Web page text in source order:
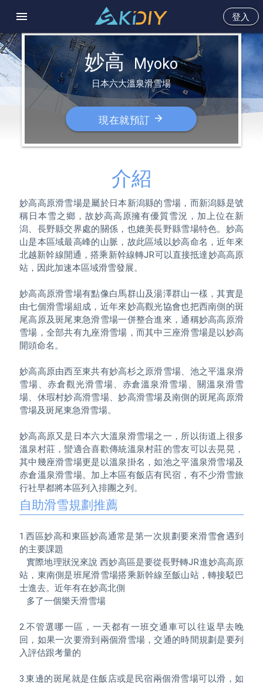
menu 登入
妙高 Myoko
日本六大溫泉滑雪場
現在就預訂 arrow_forward
介紹
妙高高原滑雪場是屬於日本新潟縣的雪場，而新潟縣是號
稱日本雪之鄉，故妙高高原擁有優質雪況，加上位在新
潟、長野縣交界處的關係，也媲美長野縣雪場特色。妙高
山是本區域最高峰的山脈，故此區域以妙高命名，近年來
北越新幹線開通，搭乘新幹線轉JR可以直接抵達妙高高原
站，因此加速本區域滑雪發展。
妙高高原滑雪場有點像白馬群山及湯澤群山一樣，其實是
由七個滑雪場組成，近年來妙高觀光協會也把西南側的斑
尾高原及斑尾東急滑雪場一併整合進來，通稱妙高高原滑
雪場，全部共有九座滑雪場，而其中三座滑雪場是以妙高
開頭命名。
妙高高原由西至東共有妙高杉之原滑雪場、池之平溫泉滑
雪場、赤倉觀光滑雪場、赤倉溫泉滑雪場、關溫泉滑雪
場、休瑕村妙高滑雪場、妙高滑雪場及南側的斑尾高原滑
雪場及斑尾東急滑雪場。
妙高高原又是日本六大溫泉滑雪場之一，所以街道上很多
溫泉村莊，蠻適合喜歡傳統溫泉村莊的雪友可以去晃晃，
其中幾座滑雪場更是以溫泉掛名，如池之平溫泉滑雪場及
赤倉溫泉滑雪場。加上本區有飯店有民宿，有不少滑雪旅
自助滑雪規劃推薦
1.西區妙高和東區妙高通常是第一次規劃要來滑雪會遇到
的主要課題
   實際地理狀況來說 西妙高區是要從長野轉JR進妙高高原
站，東南側是班尾滑雪場搭乘新幹線至飯山站，轉接駁巴
士進去。近年有在妙高北側
2.不管選哪一區，一天都有一班交通車可以往返早去晚
回，如果一次要滑到兩個滑雪場，交通的時間規劃是要列
入評估跟考量的
3.東邊的斑尾就是住飯店或是民宿兩個滑雪場可以滑，如